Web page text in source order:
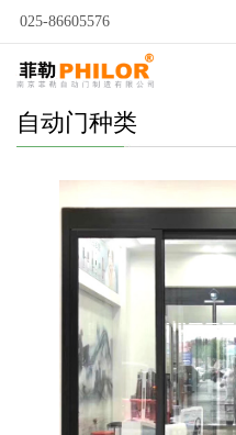
025-86605576
自动门种类